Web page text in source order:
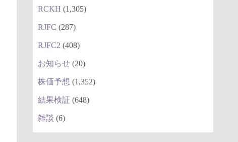
RCKH (1,305)
RJFC (287)
RJFC2 (408)
お知らせ (20)
株価予想 (1,352)
結果検証 (648)
雑談 (6)